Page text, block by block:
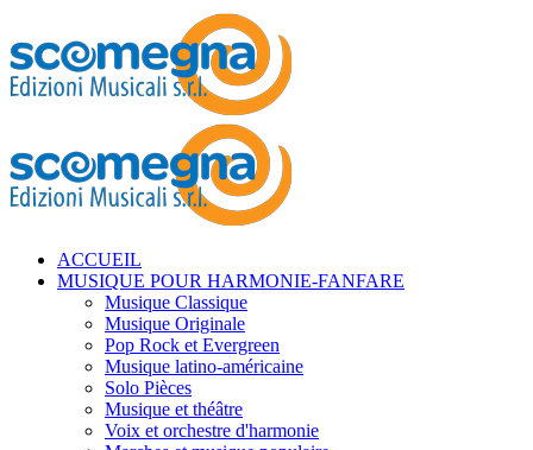
ACCUEIL
MUSIQUE POUR HARMONIE-FANFARE
Musique Classique
Musique Originale
Pop Rock et Evergreen
Musique latino-américaine
Solo Pièces
Musique et théâtre
Voix et orchestre d'harmonie